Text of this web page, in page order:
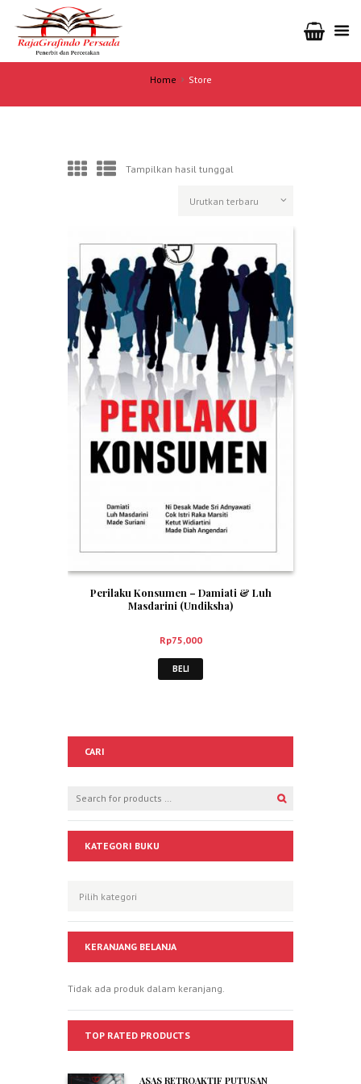
Home Store
Tampilkan hasil tunggal
Perilaku Konsumen – Damiati & Luh
Masdarini (Undiksha)
Rp75,000
BELI
CARI
KATEGORI BUKU
KERANJANG BELANJA
Tidak ada produk dalam keranjang.
TOP RATED PRODUCTS
ASAS RETROAKTIF PUTUSAN